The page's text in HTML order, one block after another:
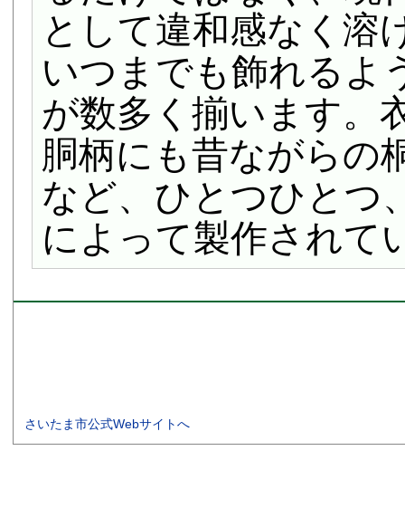
として違和感なく溶
いつまでも飾れるよ
が数多く揃います。
胴柄にも昔ながらの
など、ひとつひとつ
によって製作されて
さいたま市公式Webサイトへ